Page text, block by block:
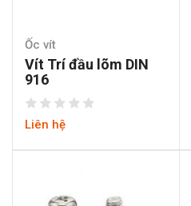
Ốc vít
Vít Trí đầu lõm DIN
916
Liên hệ